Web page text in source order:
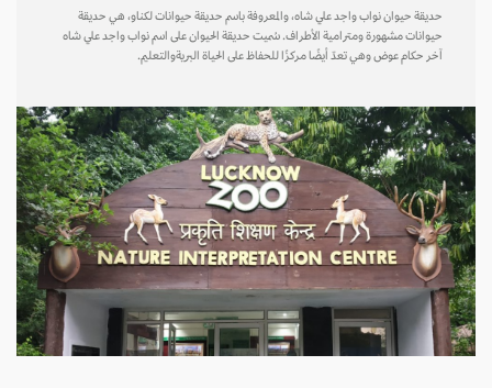
حديقة حيوان نواب واجد علي شاه، والمعروفة باسم حديقة حيوانات لكناو، هي حديقة
حيوانات مشهورة ومترامية الأطراف. سُميت حديقة الحيوان على اسم نواب واجد علي شاه
آخر حكام عوض وهي تعدّ أيضًا مركزًا للحفاظ على الحياة البريةوالتعليم.